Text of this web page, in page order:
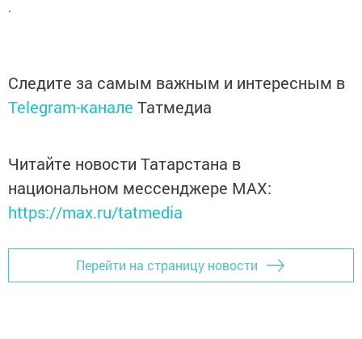
.
Следите за самым важным и интересным в
Telegram-канале Татмедиа
Читайте новости Татарстана в
национальном мессенджере MАХ:
https://max.ru/tatmedia
Перейти на страницу новости